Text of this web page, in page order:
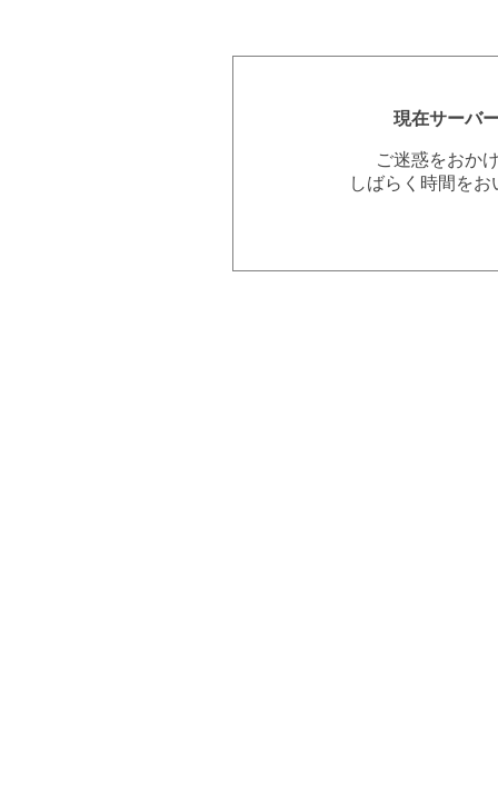
現在サーバ
ご迷惑をおか
しばらく時間を